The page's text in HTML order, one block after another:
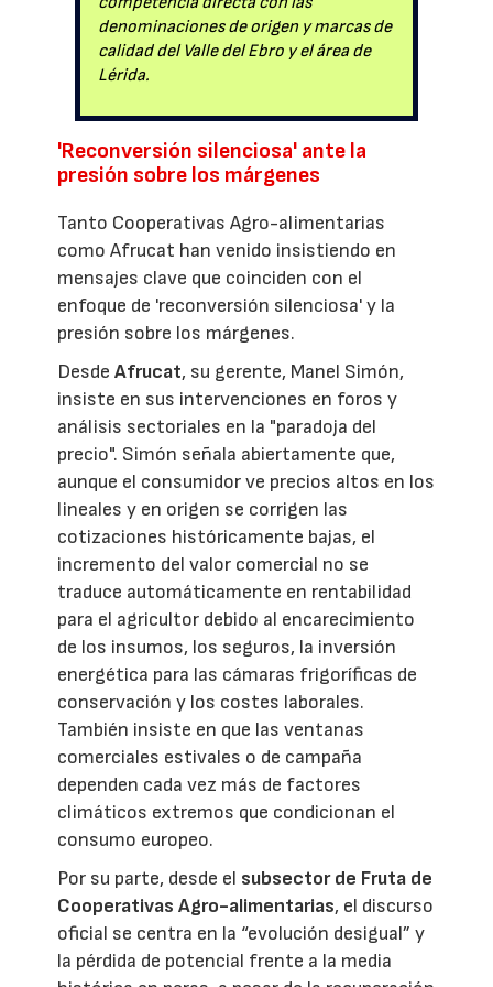
denominaciones de origen y marcas de
calidad del Valle del Ebro y el área de
Lérida.
'Reconversión silenciosa' ante la
presión sobre los márgenes
Tanto Cooperativas Agro-alimentarias
como Afrucat han venido insistiendo en
mensajes clave que coinciden con el
enfoque de 'reconversión silenciosa' y la
presión sobre los márgenes.
DesdeAfrucat, su gerente, Manel Simón,
insiste en sus intervenciones en foros y
análisis sectoriales en la "paradoja del
precio". Simón señala abiertamente que,
aunque el consumidor ve precios altos en los
lineales y en origen se corrigen las
cotizaciones históricamente bajas, el
incremento del valor comercial no se
traduce automáticamente en rentabilidad
para el agricultor debido al encarecimiento
de los insumos, los seguros, la inversión
energética para las cámaras frigoríficas de
conservación y los costes laborales.
También insiste en que las ventanas
comerciales estivales o de campaña
dependen cada vez más de factores
climáticos extremos que condicionan el
consumo europeo.
Por su parte, desde el subsector de Fruta de
Cooperativas Agro-alimentarias, el discurso
oficial se centra en la “evolución desigual” y
la pérdida de potencial frente a la media